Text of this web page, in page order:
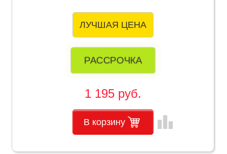
ЛУЧШАЯ ЦЕНА
РАССРОЧКА
1 195 руб.
В корзину leaderboard